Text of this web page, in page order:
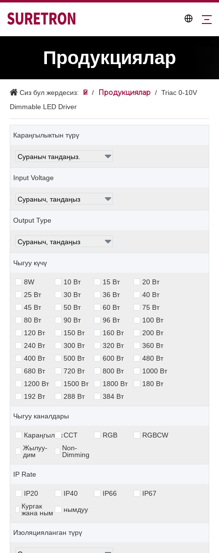
Продукциялар
Сиз бул жердесиз: Үй / Продукциялар / Triac 0-10V
Dimmable LED Driver
Караңгылыктын түрү
Input Voltage
Output Type
Чыгуу күчү
8W 10 Вт 15 Вт
20 Вт
25 Вт
30 Вт 36 Вт
40 Вт
45 Вт
50 Вт 60 Вт
75 Вт
80 Вт
90 Вт 96 Вт
100 Вт
120 Вт
150 Вт 160 Вт
200 Вт
240 Вт
300 Вт 320 Вт
360 Вт
400 Вт
500 Вт 600 Вт
480 Вт
680 Вт
720 Вт 800 Вт
1000 Вт
1200 Вт
1500 Вт 1800 Вт
180 Вт
192 Вт
288 Вт 384 Вт
Чыгуу каналдары
КараңгылыкCCT RGB
RGBCW
Жылуу-
дим
Non-
Dimming
IP Rate
IP20 IP40 IP66
IP67
Кургак
жана ным
нымдуу
Изоляцияланган түрү